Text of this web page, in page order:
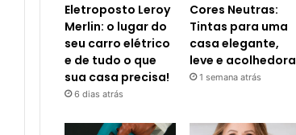
Eletroposto Leroy
Merlin: o lugar do
seu carro elétrico
e de tudo o que
sua casa precisa!
6 dias atrás
Cores Neutras:
Tintas para uma
casa elegante,
leve e acolhedora
1 semana atrás